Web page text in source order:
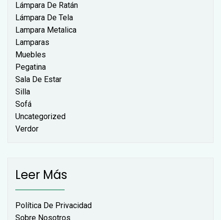
Lámpara De Ratán
Lámpara De Tela
Lampara Metalica
Lamparas
Muebles
Pegatina
Sala De Estar
Silla
Sofá
Uncategorized
Verdor
Leer Más
Política De Privacidad
Sobre Nosotros